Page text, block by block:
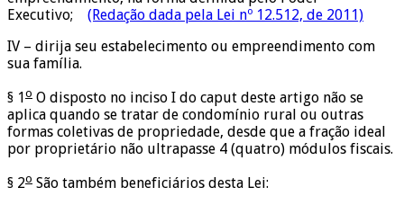
Executivo; (Redação dada pela Lei nº 12.512, de 2011)
IV – dirija seu estabelecimento ou empreendimento com
sua família.
§ 1o O disposto no inciso I do caput deste artigo não se
aplica quando se tratar de condomínio rural ou outras
formas coletivas de propriedade, desde que a fração ideal
por proprietário não ultrapasse 4 (quatro) módulos fiscais.
§ 2o São também beneficiários desta Lei: